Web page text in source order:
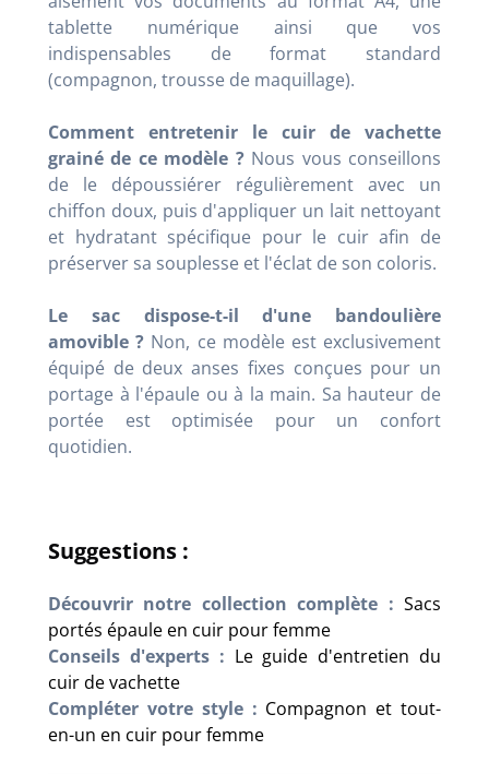
tablette numérique ainsi que vos
indispensables de format standard
(compagnon, trousse de maquillage).
Comment entretenir le cuir de vachette
grainé de ce modèle ?Nous vous conseillons
de le dépoussiérer régulièrement avec un
chiffon doux, puis d'appliquer un lait nettoyant
et hydratant spécifique pour le cuir afin de
préserver sa souplesse et l'éclat de son coloris.
Le sac dispose-t-il d'une bandoulière
amovible ? Non, ce modèle est exclusivement
équipé de deux anses fixes conçues pour un
portage à l'épaule ou à la main. Sa hauteur de
portée est optimisée pour un confort
quotidien.
Suggestions :
Découvrir notre collection complète : Sacs
portés épaule en cuir pour femme
Conseils d'experts : Le guide d'entretien du
cuir de vachette
Compléter votre style : Compagnon et tout-
en-un en cuir pour femme